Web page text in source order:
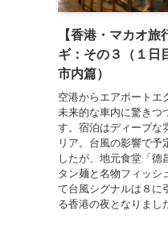
【香港・マカオ
ギ：その３（１日
市内篇）
空港からエアポートエ
未来的な車内に驚きつ
す。宿泊はディープな
リア。台風の影響で
したが、地元食堂「德
タン麺と名物フィッシ
て台風シグナルは８に
る香港の夜となりまし